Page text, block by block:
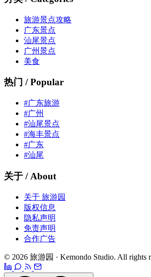
旅游景点攻略
广东景点
汕尾景点
广州景点
美食
热门 / Popular
#广东旅游
#广州
#汕尾景点
#海丰景点
#广东
#汕尾
关于 / About
关于 旅游园
版权信息
隐私声明
免责声明
合作广告
© 2026 旅游园 · Kemondo Studio. All rights